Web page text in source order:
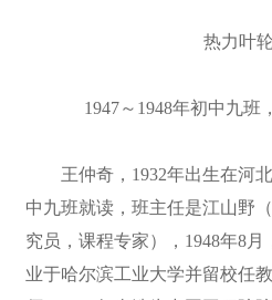
热力叶
1947～1948年初中九班
王仲奇，1932年出生在河
中九班就读，班主任是江山野
究员，课程专家），1948年8
业于哈尔滨工业大学并留校任